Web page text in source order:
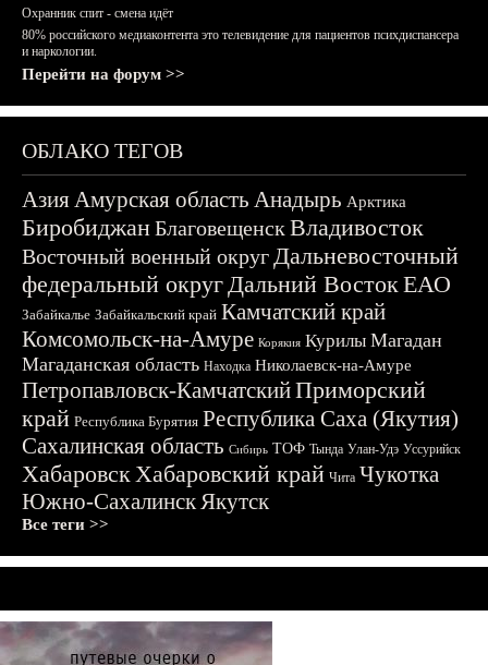
Охранник спит - смена идёт
80% российского медиаконтента это телевидение для пациентов психдиспансера
и наркологии.
Перейти на форум >>
ОБЛАКО ТЕГОВ
АзияАмурская область Анадырь Арктика
БиробиджанБлаговещенскВладивосток
Восточный военный округДальневосточный
федеральный округДальний ВостокЕАО
Забайкалье Забайкальский край Камчатский край
Комсомольск-на-Амуре Корякия Курилы Магадан
Магаданская область Находка Николаевск-на-Амуре
Петропавловск-КамчатскийПриморский
край Республика Бурятия Республика Саха (Якутия)
Сахалинская область Сибирь ТОФ Тында Улан-Удэ Уссурийск
ХабаровскХабаровский край Чита Чукотка
Южно-СахалинскЯкутск
Все теги >>